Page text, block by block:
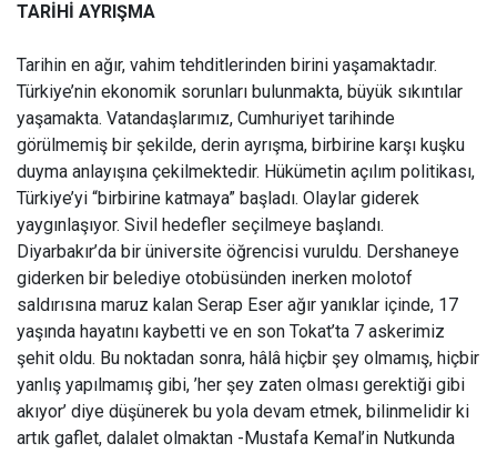
TARİHİ AYRIŞMA
Tarihin en ağır, vahim tehditlerinden birini yaşamaktadır.
Türkiye’nin ekonomik sorunları bulunmakta, büyük sıkıntılar
yaşamakta. Vatandaşlarımız, Cumhuriyet tarihinde
görülmemiş bir şekilde, derin ayrışma, birbirine karşı kuşku
duyma anlayışına çekilmektedir. Hükümetin açılım politikası,
Türkiye’yi “birbirine katmaya” başladı. Olaylar giderek
yaygınlaşıyor. Sivil hedefler seçilmeye başlandı.
Diyarbakır’da bir üniversite öğrencisi vuruldu. Dershaneye
giderken bir belediye otobüsünden inerken molotof
saldırısına maruz kalan Serap Eser ağır yanıklar içinde, 17
yaşında hayatını kaybetti ve en son Tokat’ta 7 askerimiz
şehit oldu. Bu noktadan sonra, hâlâ hiçbir şey olmamış, hiçbir
yanlış yapılmamış gibi, ’her şey zaten olması gerektiği gibi
akıyor’ diye düşünerek bu yola devam etmek, bilinmelidir ki
artık gaflet, dalalet olmaktan -Mustafa Kemal’in Nutkunda